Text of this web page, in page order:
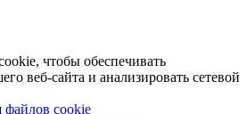
чтобы обеспечивать
веб-сайта и анализировать сетевой
файлов cookie